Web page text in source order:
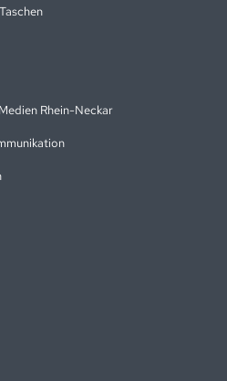
Rhein-Neckar